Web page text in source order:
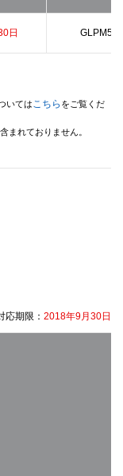
日
いてはこちら をご覧くだ
まれておりません。
応期限： 2018年9月30日